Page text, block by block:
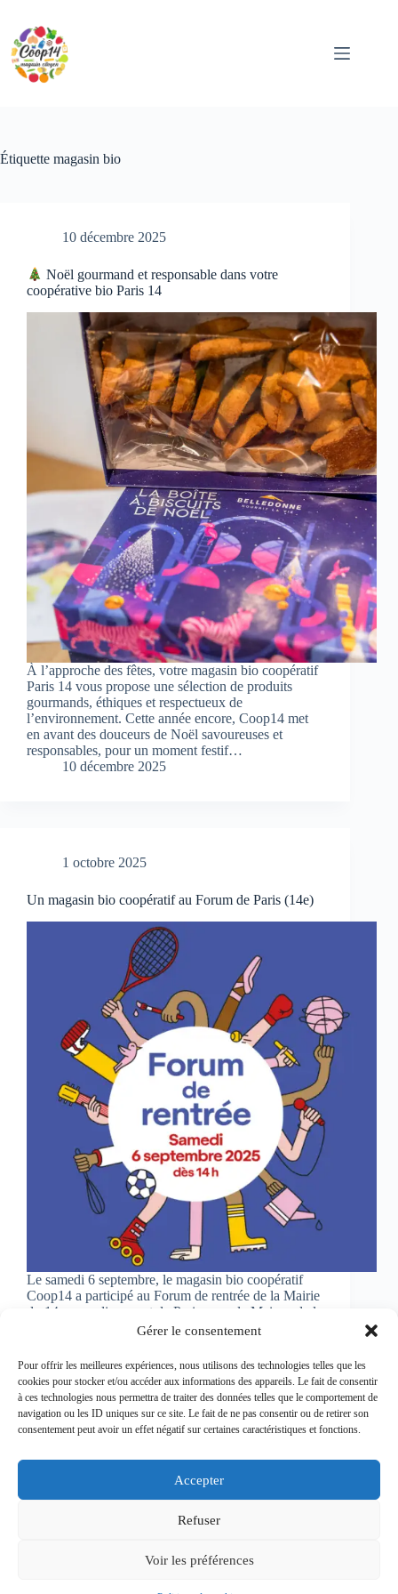
Gérer le consentement
Pour offrir les meilleures expériences, nous utilisons des technologies telles que les
cookies pour stocker et/ou accéder aux informations des appareils. Le fait de consentir
à ces technologies nous permettra de traiter des données telles que le comportement de
navigation ou les ID uniques sur ce site. Le fait de ne pas consentir ou de retirer son
consentement peut avoir un effet négatif sur certaines caractéristiques et fonctions.
Accepter
Refuser
Voir les préférences
contenu
Étiquette magasin bio
10 décembre 2025
Noël gourmand et responsable dans votre
coopérative bio Paris 14
À l’approche des fêtes, votre magasin bio coopératif
Paris 14 vous propose une sélection de produits
gourmands, éthiques et respectueux de
l’environnement. Cette année encore, Coop14 met
en avant des douceurs de Noël savoureuses et
responsables, pour un moment festif…
10 décembre 2025
1 octobre 2025
Un magasin bio coopératif au Forum de Paris (14e)
Le samedi 6 septembre, le magasin bio coopératif
Coop14 a participé au Forum de rentrée de la Mairie
du 14e arrondissement de Paris, avec la Maison de la
Vie Associative et Citoyenne. L’événement, qui s’est
1 octobre 2025
Copyright © 2026 - Coop 14
Mentions légales